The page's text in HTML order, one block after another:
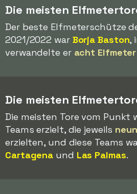
Die meisten
Der beste Elfmeterschütze
2021/2022 war Borja Baston,
verwandelte er acht Elfmeter
Die meisten
Die meisten Tore vom Punkt
Teams erzielt, die jeweils
erzielten, und diese Teams
Cartagena und Las Palmas.